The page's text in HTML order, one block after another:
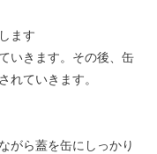
ます
いきます。その後、缶
れていきます。
がら蓋を缶にしっかり